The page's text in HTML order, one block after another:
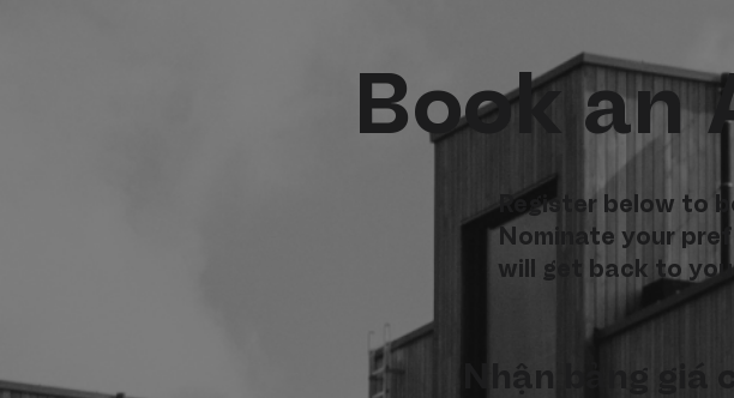
Book
Register below to
Nominate your
will get back to you
Nhận bảng